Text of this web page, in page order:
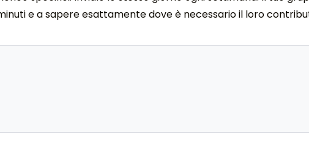
e a sapere esattamente dove è necessario il loro